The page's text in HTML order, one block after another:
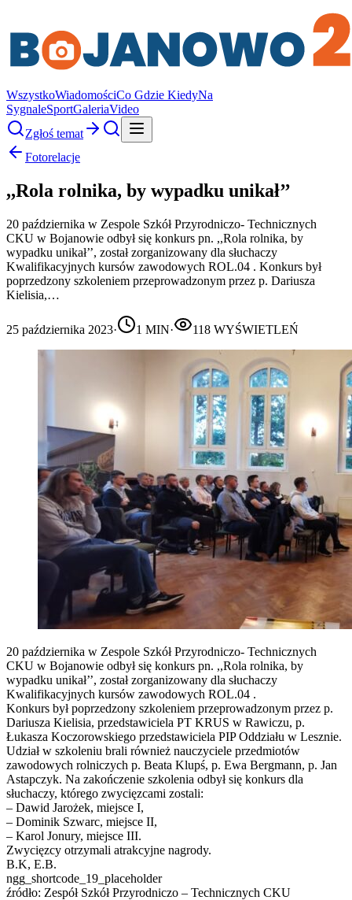
WszystkoWiadomościCo Gdzie KiedyNa
SygnaleSportGaleriaVideo
Zgłoś temat
Fotorelacje
,,Rola rolnika, by wypadku unikał’’
20 października w Zespole Szkół Przyrodniczo- Technicznych
CKU w Bojanowie odbył się konkurs pn. ,,Rola rolnika, by
wypadku unikał’’, został zorganizowany dla słuchaczy
Kwalifikacyjnych kursów zawodowych ROL.04 . Konkurs był
poprzedzony szkoleniem przeprowadzonym przez p. Dariusza
Kielisia,…
25 października 2023· 1 MIN· 118 WYŚWIETLEŃ
20 października w Zespole Szkół Przyrodniczo- Technicznych
CKU w Bojanowie odbył się konkurs pn. ,,Rola rolnika, by
wypadku unikał’’, został zorganizowany dla słuchaczy
Kwalifikacyjnych kursów zawodowych ROL.04 .
Konkurs był poprzedzony szkoleniem przeprowadzonym przez p.
Dariusza Kielisia, przedstawiciela PT KRUS w Rawiczu, p.
Łukasza Koczorowskiego przedstawiciela PIP Oddziału w Lesznie.
Udział w szkoleniu brali również nauczyciele przedmiotów
zawodowych rolniczych p. Beata Klupś, p. Ewa Bergmann, p. Jan
Astapczyk. Na zakończenie szkolenia odbył się konkurs dla
słuchaczy, którego zwycięzcami zostali:
– Dawid Jarożek, miejsce I,
– Dominik Szwarc, miejsce II,
– Karol Jonury, miejsce III.
Zwycięzcy otrzymali atrakcyjne nagrody.
B.K, E.B.
ngg_shortcode_19_placeholder
źródło: Zespół Szkół Przyrodniczo – Technicznych CKU